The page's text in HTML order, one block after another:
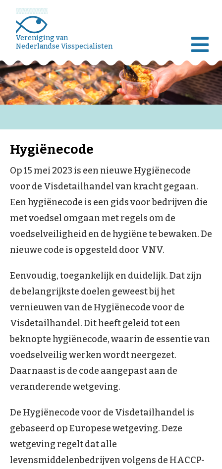
Vereniging van
Nederlandse Visspecialisten
Hygiënecode
Op 15 mei 2023 is een nieuwe Hygiënecode
voor de Visdetailhandel van kracht gegaan.
Een hygiënecode is een gids voor bedrijven die
met voedsel omgaan met regels om de
voedselveiligheid en de hygiëne te bewaken. De
nieuwe code is opgesteld door VNV.
Eenvoudig, toegankelijk en duidelijk. Dat zijn
de belangrijkste doelen geweest bij het
vernieuwen van de Hygiënecode voor de
Visdetailhandel. Dit heeft geleid tot een
beknopte hygiënecode, waarin de essentie van
voedselveilig werken wordt neergezet.
Daarnaast is de code aangepast aan de
veranderende wetgeving.
De Hygiënecode voor de Visdetailhandel is
gebaseerd op Europese wetgeving. Deze
wetgeving regelt dat alle
levensmiddelenbedrijven volgens de HACCP-